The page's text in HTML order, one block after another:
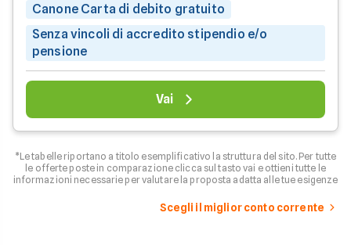
Canone Carta di debito gratuito
Senza vincoli di accredito stipendio e/o
pensione
Vai
*Le tabelle riportano a titolo esemplificativo la struttura del sito. Per tutte
le offerte poste in comparazione clicca sul tasto vai e ottieni tutte le
informazioni necessarie per valutare la proposta adatta alle tue esigenze
Scegli il miglior conto corrente